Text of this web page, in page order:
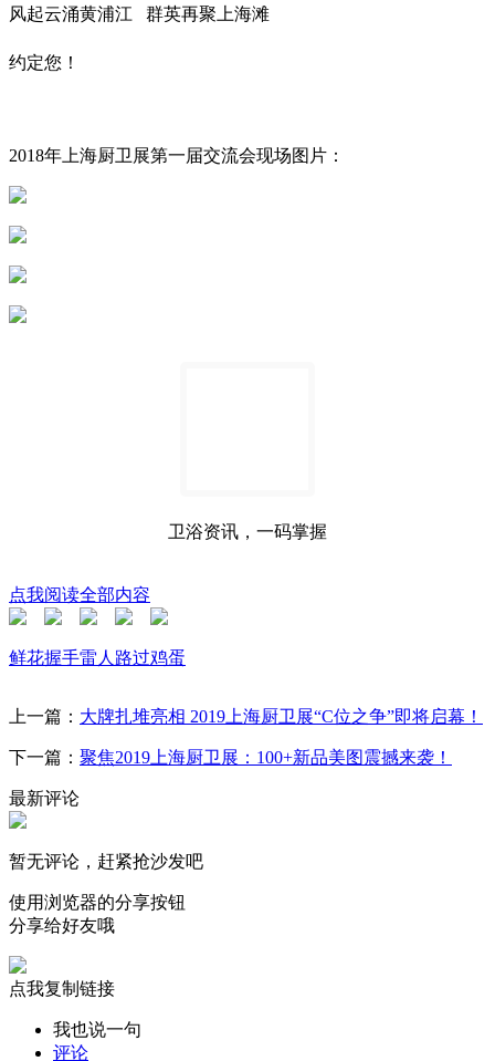
风起云涌黄浦江 群英再聚上海滩
约定您！
2018年上海厨卫展第一届交流会现场图片：
卫浴资讯，一码掌握
点我阅读全部内容
鲜花握手雷人 路过鸡蛋
上一篇： 大牌扎堆亮相 2019上海厨卫展“C位之争”即将启幕！
下一篇： 聚焦2019上海厨卫展：100+新品美图震撼来袭！
最新评论
暂无评论，赶紧抢沙发吧
使用浏览器的分享按钮
分享给好友哦
点我复制链接
我也说一句
评论